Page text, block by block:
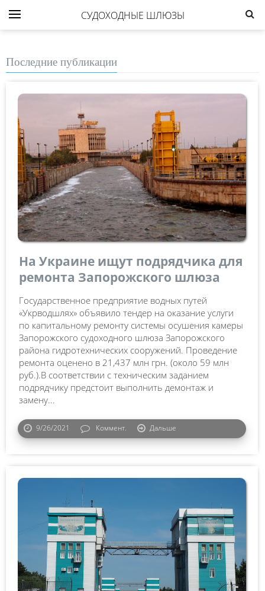
СУДОХОДНЫЕ ШЛЮЗЫ
Последние публикации
На Украине ищут подрядчика для
ремонта Запорожского шлюза
Государственное предприятие водных путей
«Укрводшлях» объявило тендер на оказание услуги
по капитальному ремонту системы осушения камеры
Запорожского судоходного шлюза Запорожского
района гидротехнических сооружений. Проведение
ремонта оценено в 21,437 млн грн. (около 59 млн
руб.).В соответствии с техническим заданием
подрядчику предстоит выполнить демонтаж и
замену...
9/26/2021 Коммент. Дальше